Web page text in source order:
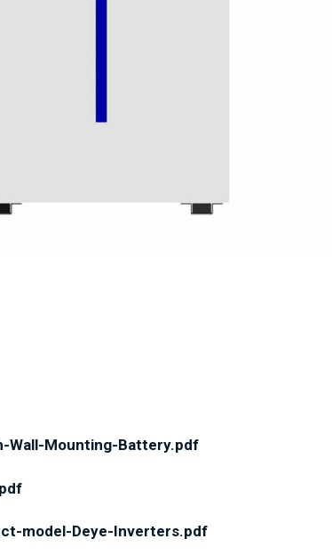
Wall-Mounting-Battery.pdf
model-Deye-Inverters.pdf